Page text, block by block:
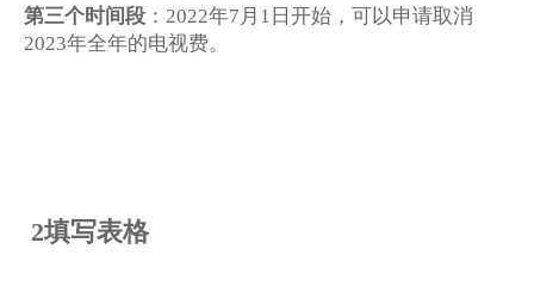
第三个时间段 ： 2022年7 月 1日开始，可以申请取消
2023年全年的电视费。
2填写表格